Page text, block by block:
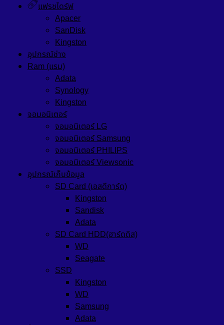
แฟรชไดร์ฟ
Apacer
SanDisk
Kingston
อุปกรณ์ช่าง
Ram (แรม)
Adata
Synology
Kingston
จอมอนิเตอร์
จอมอนิเตอร์ LG
จอมอนิเตอร์ Samsung
จอมอนิเตอร์ PHILIPS
จอมอนิเตอร์ Viewsonic
อุปกรณ์เก็บข้อมูล
SD Card (เอสดีการ์ด)
Kingston
Sandisk
Adata
SD Card HDD(ฮาร์ดดิส)
WD
Seagate
SSD
Kingston
WD
Samsung
Adata